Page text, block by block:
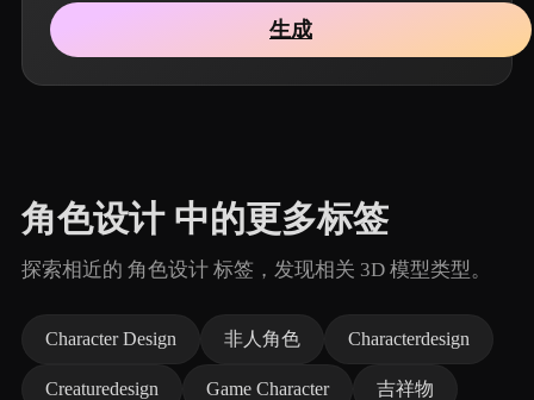
生成
角色设计 中的更多标签
探索相近的 角色设计 标签，发现相关 3D 模型类型。
Character Design 非人角色 Characterdesign
Creaturedesign Game Character 吉祥物